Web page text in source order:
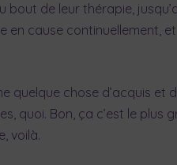
bout de leur thérapie,
en cause continuellement,
quelque chose d’acquis et
quoi. Bon, ça c’est le plus
voilà.